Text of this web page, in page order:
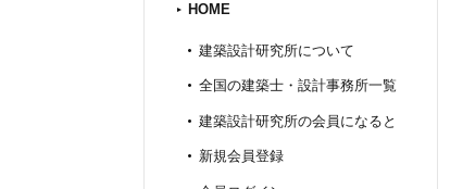
HOME
建築設計研究所について
全国の建築士・設計事務所一覧
建築設計研究所の会員になると
新規会員登録